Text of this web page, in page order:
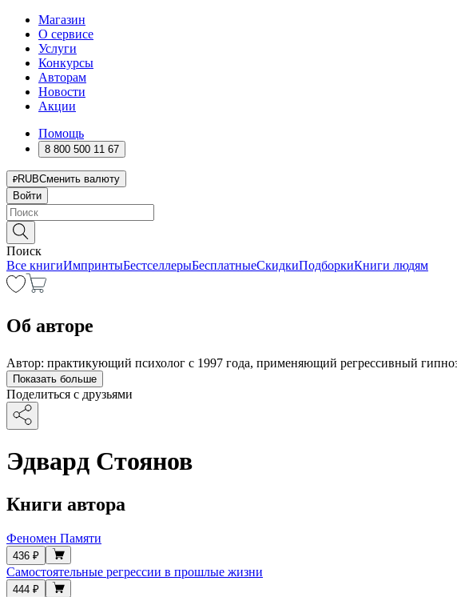
Магазин
О сервисе
Услуги
Конкурсы
Авторам
Новости
Акции
Помощь
8 800 500 11 67
RUBСменить валюту
Войти
Поиск
Все книгиИмпринтыБестселлерыБесплатныеСкидкиПодборкиКниги людям
Об авторе
Автор: практикующий психолог с 1997 года, применяющий регрессивный
Показать больше
Поделиться с друзьями
Эдвард Стоянов
Книги автора
Феномен Памяти
436 ₽
Самостоятельные регрессии в прошлые жизни
444 ₽